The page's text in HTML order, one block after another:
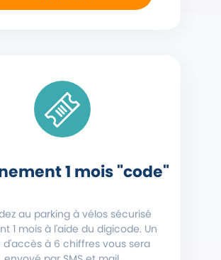
1 mois "code"
au parking à vélos sécurisé
1 mois à l'aide du digicode. Un
à 6 chiffres vous sera